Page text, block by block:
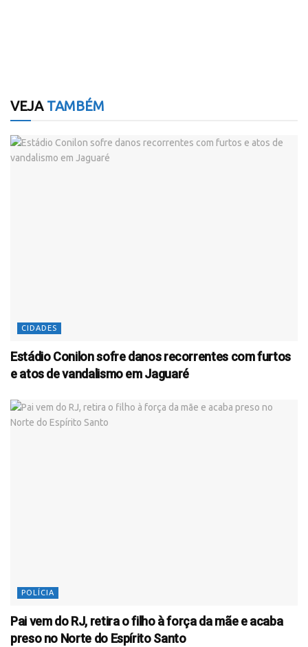
VEJATAMBÉM
CIDADES
Estádio Conilon sofre danos recorrentes com furtos
e atos de vandalismo em Jaguaré
POLÍCIA
Pai vem do RJ, retira o filho à força da mãe e acaba
preso no Norte do Espírito Santo